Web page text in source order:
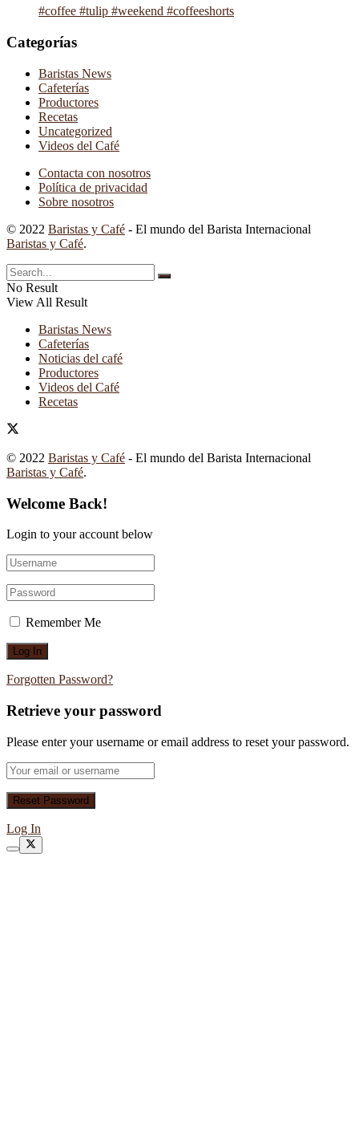
#coffee #tulip #weekend #coffeeshorts
Categorías
Baristas News
Cafeterías
Productores
Recetas
Uncategorized
Videos del Café
Contacta con nosotros
Política de privacidad
Sobre nosotros
© 2022 Baristas y Café - El mundo del Barista Internacional
Baristas y Café.
No Result
View All Result
Baristas News
Cafeterías
Noticias del café
Productores
Videos del Café
Recetas
© 2022 Baristas y Café - El mundo del Barista Internacional
Baristas y Café.
Welcome Back!
Login to your account below
Remember Me
Forgotten Password?
Retrieve your password
Please enter your username or email address to reset your password.
Log In